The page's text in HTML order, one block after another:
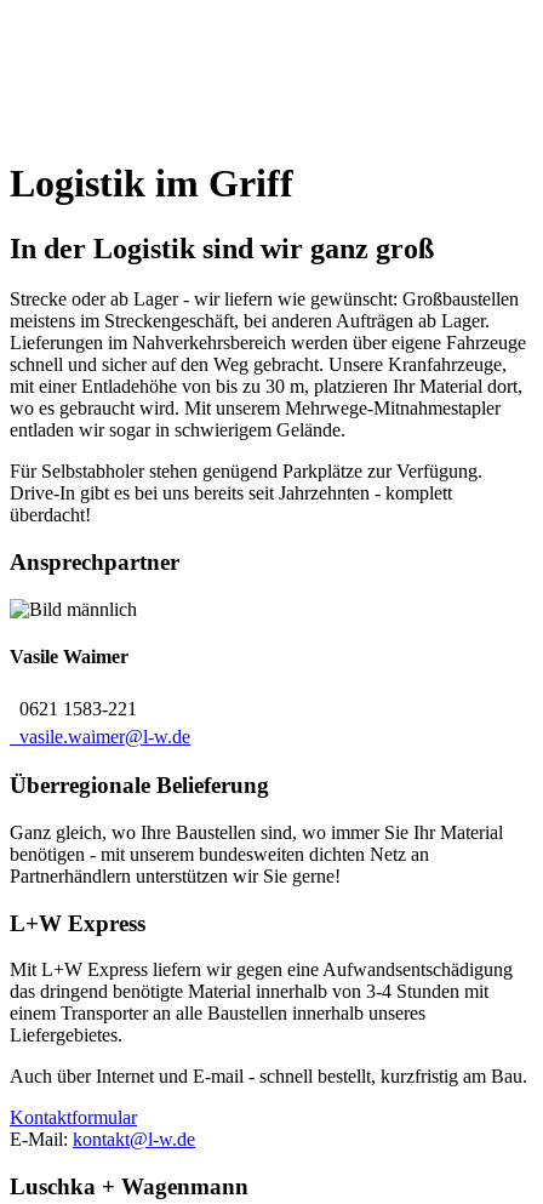
Logistik im Griff
In der Logistik sind wir ganz groß
Strecke oder ab Lager - wir liefern wie gewünscht: Großbaustellen
meistens im Streckengeschäft, bei anderen Aufträgen ab Lager.
Lieferungen im Nahverkehrsbereich werden über eigene Fahrzeuge
schnell und sicher auf den Weg gebracht. Unsere Kranfahrzeuge,
mit einer Entladehöhe von bis zu 30 m, platzieren Ihr Material dort,
wo es gebraucht wird. Mit unserem Mehrwege-Mitnahmestapler
entladen wir sogar in schwierigem Gelände.
Für Selbstabholer stehen genügend Parkplätze zur Verfügung.
Drive-In gibt es bei uns bereits seit Jahrzehnten - komplett
überdacht!
Ansprechpartner
Vasile Waimer
0621 1583-221
vasile.waimer@l-w.de
Überregionale Belieferung
Ganz gleich, wo Ihre Baustellen sind, wo immer Sie Ihr Material
benötigen - mit unserem bundesweiten dichten Netz an
Partnerhändlern unterstützen wir Sie gerne!
L+W Express
Mit L+W Express liefern wir gegen eine Aufwandsentschädigung
das dringend benötigte Material innerhalb von 3-4 Stunden mit
einem Transporter an alle Baustellen innerhalb unseres
Liefergebietes.
Auch über Internet und E-mail - schnell bestellt, kurzfristig am Bau.
Kontaktformular
E-Mail: kontakt@l-w.de
Luschka + Wagenmann